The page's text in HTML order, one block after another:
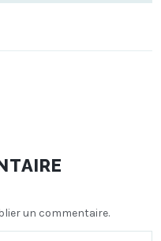
un commentaire.